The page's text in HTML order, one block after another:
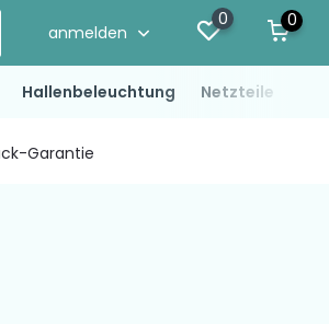
anmelden
0 0
Hallenbeleuchtung Netzteile
Garantie